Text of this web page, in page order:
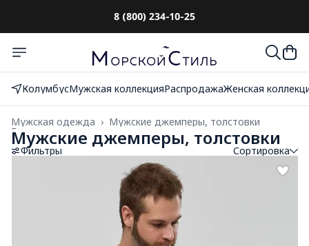
8 (800) 234-10-25
с оплатой при получении
КолумбусМужская коллекцияРаспродажаЖенская
Мужские джемперы, толстовки
Мужская одежда ›
Главная
Мужские джемперы, толстовки
Фильтры Сортировка